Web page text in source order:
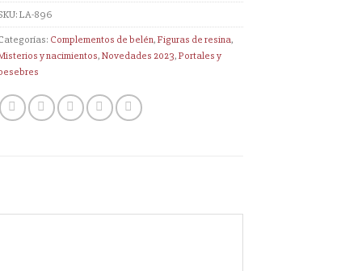
LA-896
Complementos de belén,Figuras de resina,
y nacimientos,Novedades 2023,Portales y